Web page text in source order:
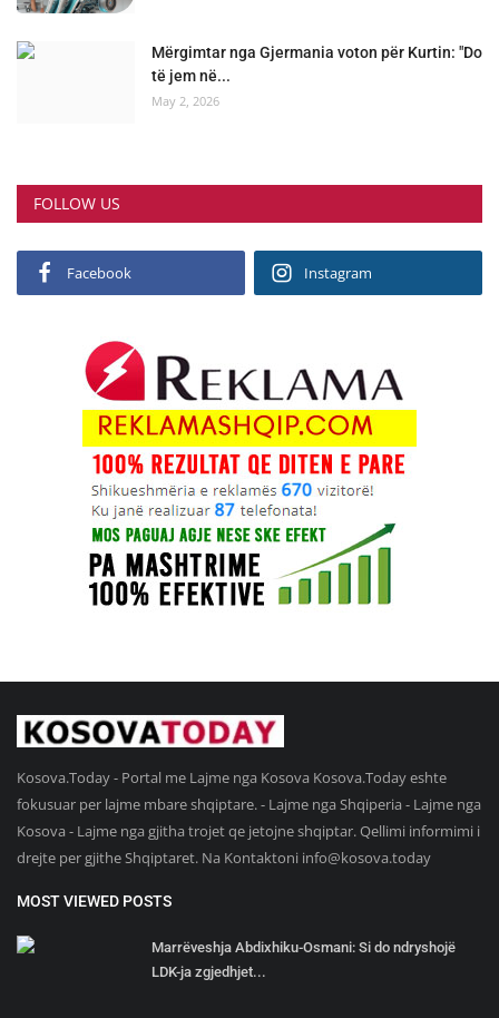
Mërgimtar nga Gjermania voton për Kurtin: "Do
të jem në...
May 2, 2026
FOLLOW US
Facebook Instagram
Kosova.Today - Portal me Lajme nga Kosova Kosova.Today eshte
fokusuar per lajme mbare shqiptare. - Lajme nga Shqiperia - Lajme nga
Kosova - Lajme nga gjitha trojet qe jetojne shqiptar. Qellimi informimi i
drejte per gjithe Shqiptaret. Na Kontaktoni info@kosova.today
MOST VIEWED POSTS
Marrëveshja Abdixhiku-Osmani: Si do ndryshojë
LDK-ja zgjedhjet...